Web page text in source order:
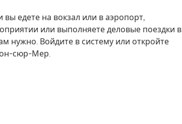
едете на вокзал или в аэропорт,
или выполняете деловые поездки в
нужно. Войдите в систему или откройте
сюр-Мер.